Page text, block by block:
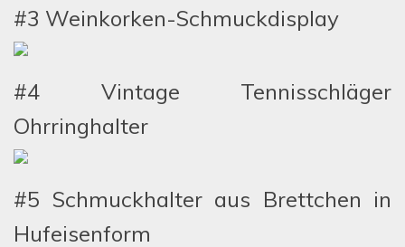
#3 Weinkorken-Schmuckdisplay
#4 Vintage Tennisschläger
Ohrringhalter
#5 Schmuckhalter aus Brettchen in
Hufeisenform